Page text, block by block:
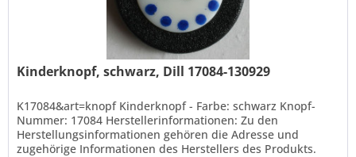
Kinderknopf, schwarz, Dill 17084-130929
K17084&art=knopf Kinderknopf - Farbe: schwarz Knopf-
Nummer: 17084 Herstellerinformationen: Zu den
Herstellungsinformationen gehören die Adresse und
zugehörige Informationen des Herstellers des Produkts.